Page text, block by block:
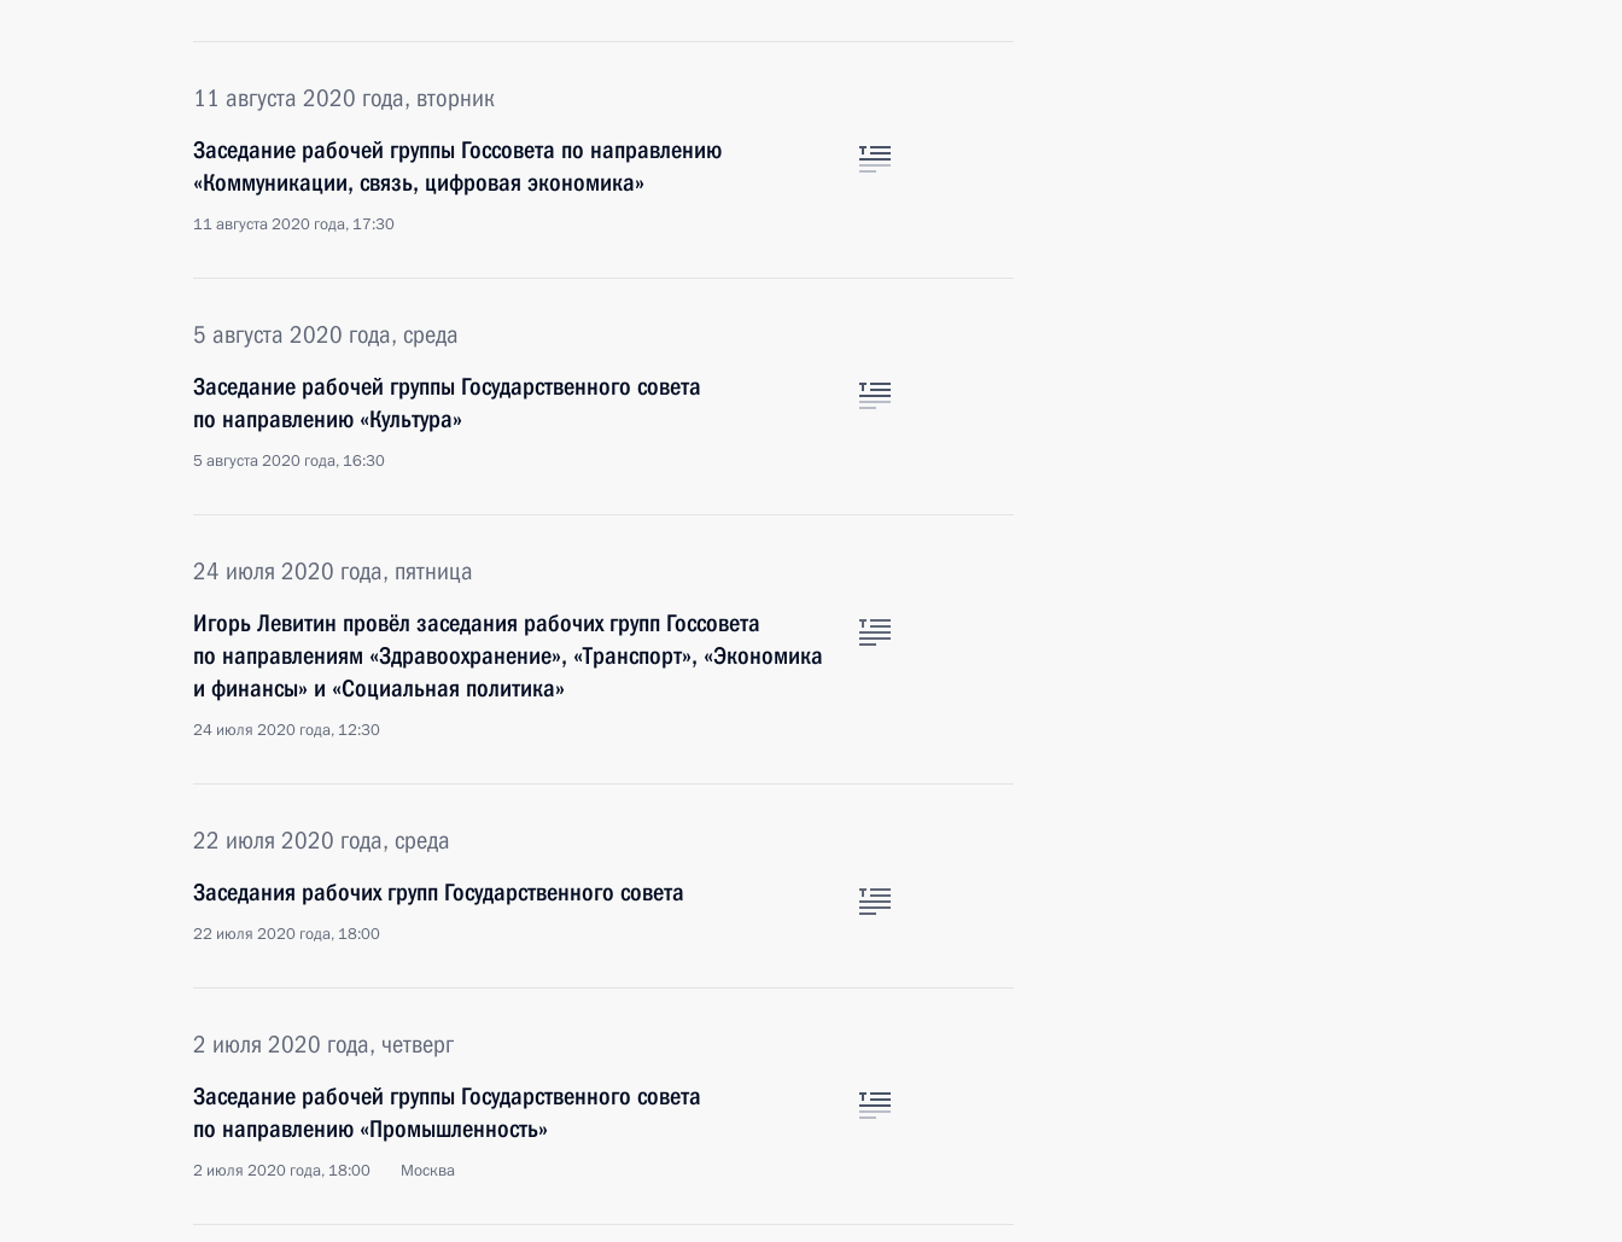
11 августа 2020 года, вторник
Заседание рабочей группы Госсовета по направлению
«Коммуникации, связь, цифровая экономика»
11 августа 2020 года, 17:30
5 августа 2020 года, среда
Заседание рабочей группы Государственного совета
по направлению «Культура»
5 августа 2020 года, 16:30
24 июля 2020 года, пятница
Игорь Левитин провёл заседания рабочих групп Госсовета
по направлениям «Здравоохранение», «Транспорт», «Экономика
и финансы» и «Социальная политика»
24 июля 2020 года, 12:30
22 июля 2020 года, среда
Заседания рабочих групп Государственного совета
22 июля 2020 года, 18:00
2 июля 2020 года, четверг
Заседание рабочей группы Государственного совета
по направлению «Промышленность»
2 июля 2020 года, 18:00 Москва